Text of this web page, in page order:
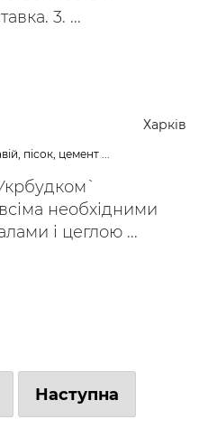
3. ...
Харків
пісок, цемент ...
необхідними
і цеглою ...
Наступна